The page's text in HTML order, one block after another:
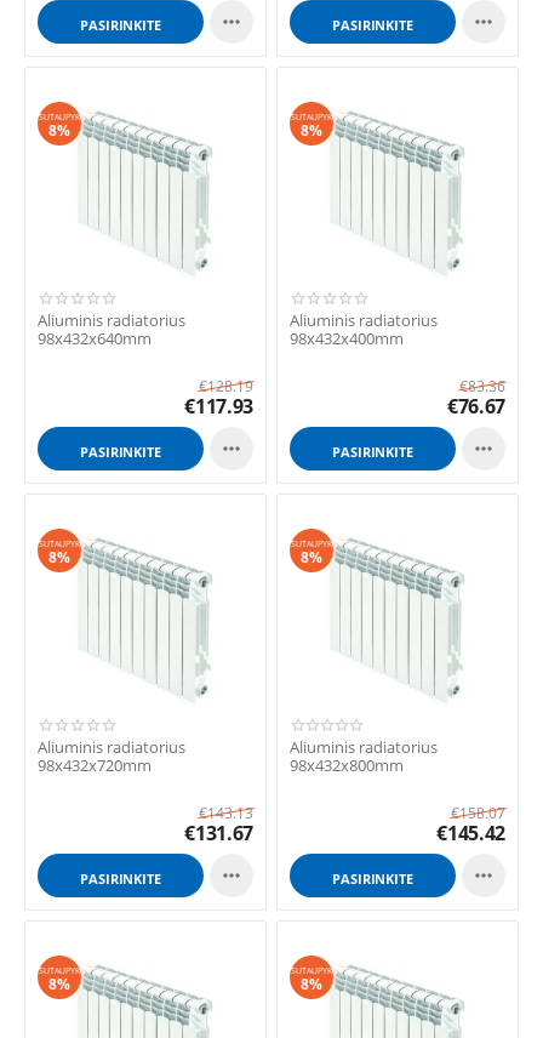
PASIRINKITE
GALIMYBES
 PASIRINKITE
GALIMYBES

SUTAUPYK
8%
Aliuminis radiatorius
98x432x640mm
€128.19
€117.93
PASIRINKITE
GALIMYBES

SUTAUPYK
8%
Aliuminis radiatorius
98x432x400mm
€83.36
€76.67
PASIRINKITE
GALIMYBES

SUTAUPYK
8%
Aliuminis radiatorius
98x432x720mm
€143.13
€131.67
PASIRINKITE
GALIMYBES

SUTAUPYK
8%
Aliuminis radiatorius
98x432x800mm
€158.07
€145.42
PASIRINKITE
GALIMYBES

SUTAUPYK
8%
SUTAUPYK
8%